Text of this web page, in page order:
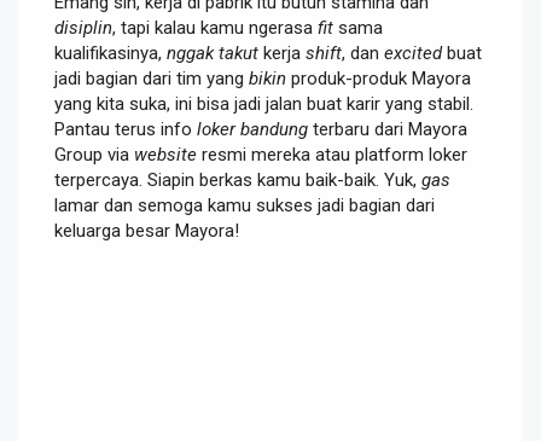
disiplin, tapi kalau kamu ngerasa fit sama
kualifikasinya, nggak takut kerja shift, dan excitedbuat
jadi bagian dari tim yang bikin produk-produk Mayora
yang kita suka, ini bisa jadi jalan buat karir yang stabil.
Pantau terus info loker bandung terbaru dari Mayora
Group via website resmi mereka atau platform loker
terpercaya. Siapin berkas kamu baik-baik. Yuk, gas
lamar dan semoga kamu sukses jadi bagian dari
keluarga besar Mayora!